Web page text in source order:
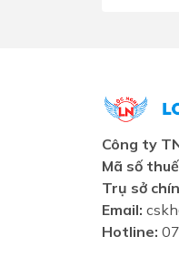
Công ty
Mã số
Trụ sở
Email:
Hotline: